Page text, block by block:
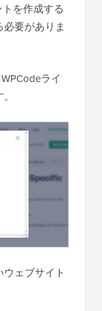
を作成する
要がありま
ライ
ェブサイト